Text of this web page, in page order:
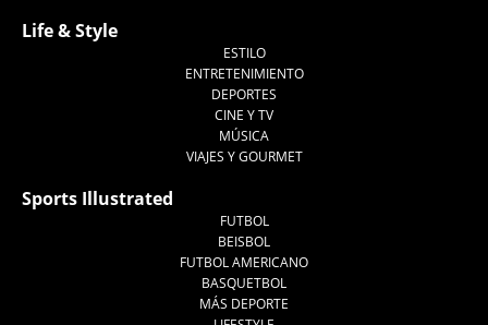
Life & Style
ESTILO
ENTRETENIMIENTO
DEPORTES
CINE Y TV
MÚSICA
VIAJES Y GOURMET
Sports Illustrated
FUTBOL
BEISBOL
FUTBOL AMERICANO
BASQUETBOL
MÁS DEPORTE